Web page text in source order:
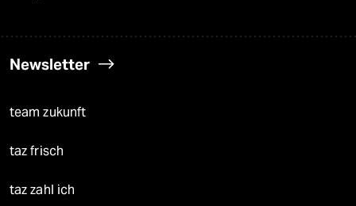
Newsletter
team zukunft
taz frisch
taz zahl ich